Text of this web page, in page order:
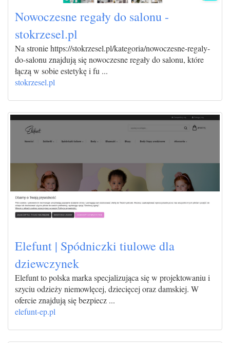
Nowoczesne regały do salonu -
stokrzesel.pl
Na stronie https://stokrzesel.pl/kategoria/nowoczesne-regaly-
do-salonu znajdują się nowoczesne regały do salonu, które
łączą w sobie estetykę i fu ...
stokrzesel.pl
Elefunt | Spódniczki tiulowe dla
dziewczynek
Elefunt to polska marka specjalizująca się w projektowaniu i
szyciu odzieży niemowlęcej, dziecięcej oraz damskiej. W
ofercie znajdują się bezpiecz ...
elefunt-ep.pl